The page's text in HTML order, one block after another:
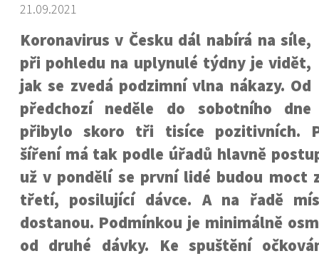
21.09.2021
Koronavirus v Česku dál nabírá na síle,
při pohledu na uplynulé týdny je vidět,
jak se zvedá podzimní vlna nákazy. Od
předchozí neděle do sobotního dne
přibylo skoro tři tisíce pozitivních.
šíření má tak podle úřadů hlavně
už v pondělí se první lidé budou moct
třetí, posilující dávce. A na řadě
dostanou. Podmínkou je minimálně
od druhé dávky. Ke spuštění